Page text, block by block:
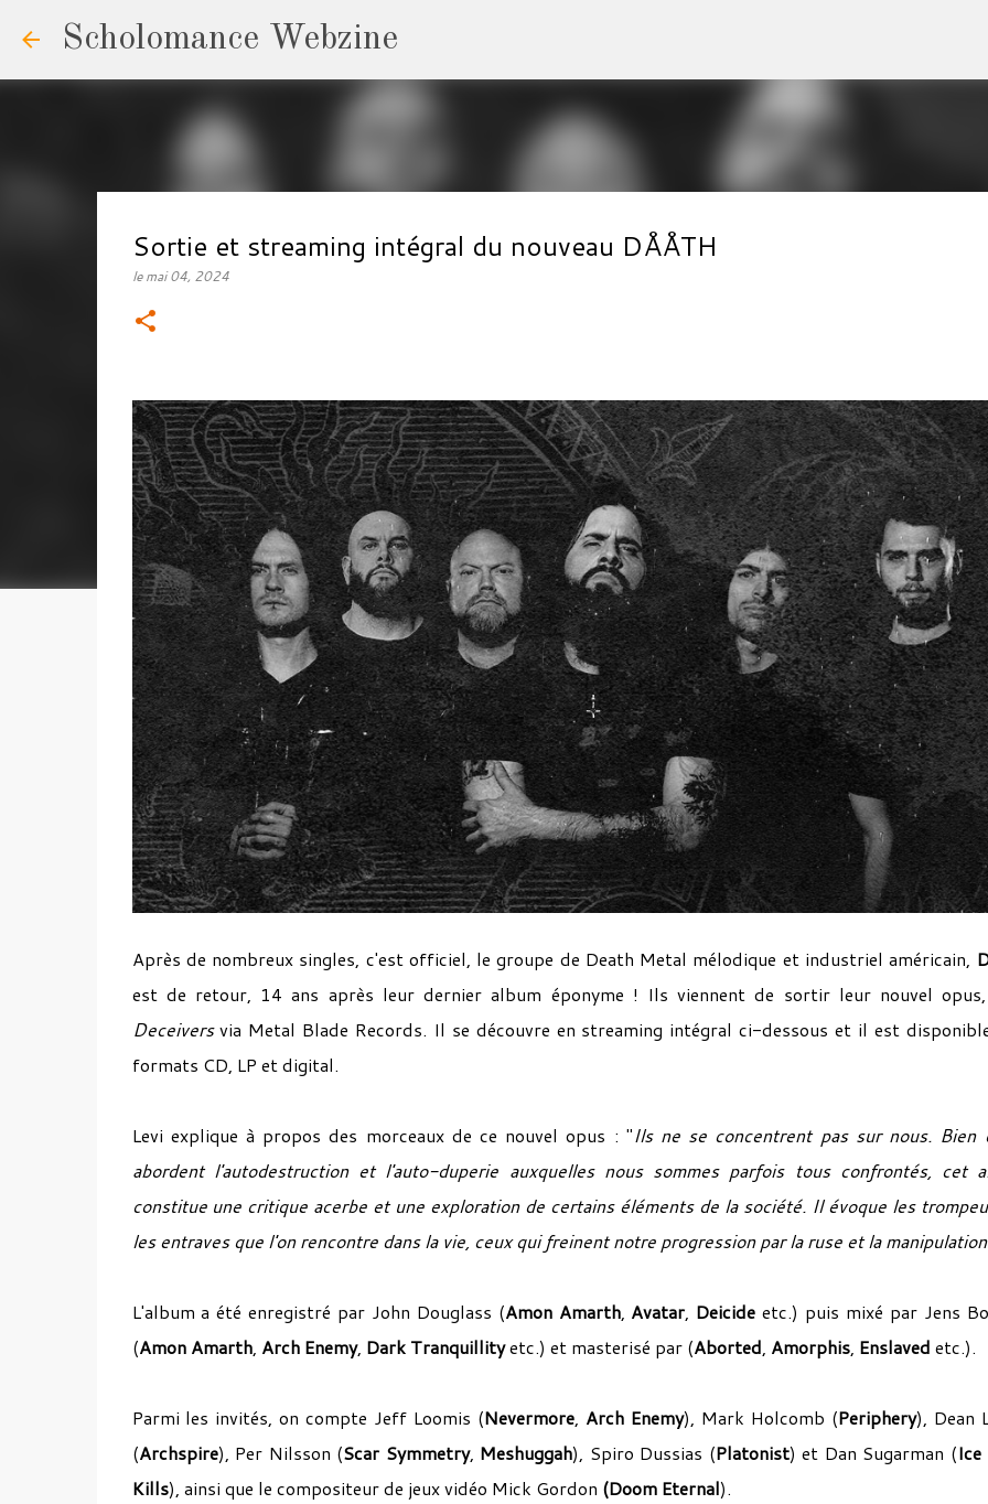
Scholomance Webzine
Sortie et streaming intégral du nouveau DÅÅTH
lemai 04, 2024
Après de nombreux singles, c'est officiel, le groupe de Death Metal mélodique et industriel américain,
est de retour, 14 ans après leur dernier album éponyme ! Ils viennent de sortir leur nouvel opus,
Deceiversvia Metal Blade Records. Il se découvre en streaming intégral ci-dessous et il est
formats CD, LP et digital.
Levi explique à propos des morceaux de ce nouvel opus : "Ils ne se concentrent pas sur nous. Bien
abordent l'autodestruction et l'auto-duperie auxquelles nous sommes parfois tous confrontés, cet
constitue une critique acerbe et une exploration de certains éléments de la société. Il évoque les
les entraves que l'on rencontre dans la vie, ceux qui freinent notre progression par la ruse et la
L'album a été enregistré par John Douglass (Amon Amarth, Avatar, Deicideetc.) puis mixé par Jens
(Amon Amarth, Arch Enemy, Dark Tranquillityetc.) et masterisé par (Aborted, Amorphis, Enslaved etc.).
Parmi les invités, on compte Jeff Loomis (Nevermore, Arch Enemy), Mark Holcomb (Periphery), Dean
(Archspire), Per Nilsson (Scar Symmetry, Meshuggah), Spiro Dussias (Platonist) et Dan Sugarman (Ice
Kills), ainsi que le compositeur de jeux vidéo Mick Gordon (Doom Eternal).